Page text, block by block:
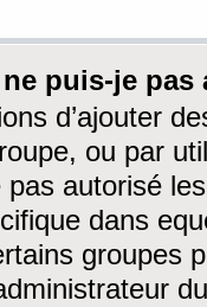
puis-je
d’ajouter
ou par
pas autorisé
dans
groupes